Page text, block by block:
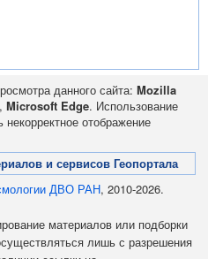
данного сайта: Mozilla
, Microsoft Edge. Использование
отображение
и сервисов Геопортала
ДВО РАН, 2010-2026.
материалов или подборки
лишь с разрешения